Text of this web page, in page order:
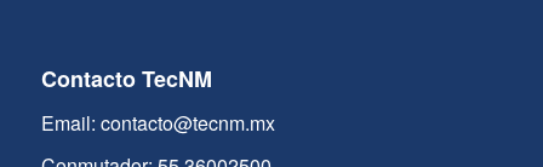
Contacto TecNM
Email: contacto@tecnm.mx